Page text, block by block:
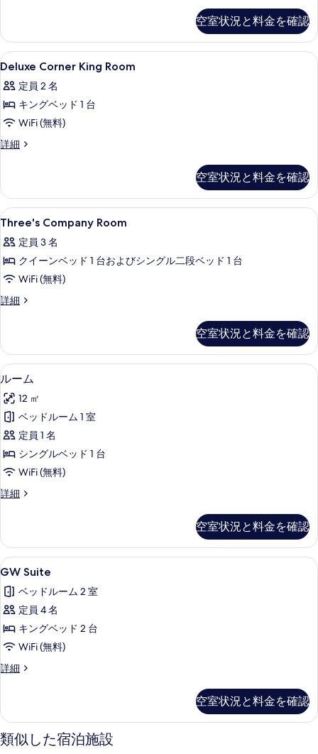
を
表
示
す
る
細
空室状況と料金を確認
Deluxe
Corner
King
Room
の
す
の
写
真
を
表
す
セーフティボックス (室内)、デスク
3
Deluxe Corner King Room
定員 2 名
キングベッド 1 台
WiFi (無料)
詳細
Deluxe
の
詳
細
空室状況と料金を確認
Three's
Company
Room
の
す
べ
写
真
を
表
示
す
る
セーフティボックス (室内)、デスク
5
Three's Company Room
定員 3 名
クイーンベッド 1 台およびシングル二段ベッド 1 台
WiFi (無料)
詳細
Three's
詳
細
空室状況と料金を確認
ル
ー
ム
の
す
べ
の
真
を
表
示
す
る
セーフティボックス (室内)、デスク
4
ルーム
12 ㎡
ベッドルーム 1 室
定員 1 名
シングルベッド 1 台
WiFi (無料)
詳細
ル
詳
細
空室状況と料金を確認
GW
Suite
の
す
べ
て
の
を
表
シャワー、デザイナーバスアメニテ
5
GW Suite
ベッドルーム 2 室
定員 4 名
キングベッド 2 台
WiFi (無料)
詳細
GW
細
空室状況と料金を確認
類似した宿泊施設